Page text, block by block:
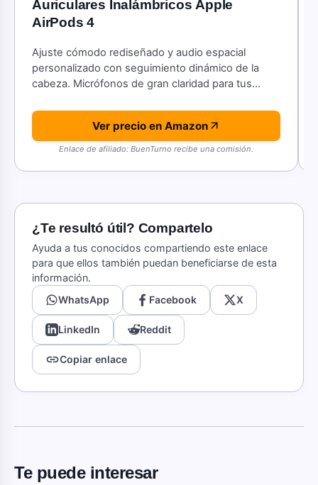
Auriculares Inalámbricos Apple
AirPods 4
Ajuste cómodo rediseñado y audio espacial
personalizado con seguimiento dinámico de la
cabeza. Micrófonos de gran claridad para tus
Ver precio en Amazon
Enlace de afiliado: BuenTurno recibe una comisión.
¿Te resultó útil? Compartelo
Ayuda a tus conocidos compartiendo este enlace
para que ellos también puedan beneficiarse de esta
información.
WhatsApp
Facebook X
LinkedIn Reddit
linkCopiar enlace
Te puede interesar